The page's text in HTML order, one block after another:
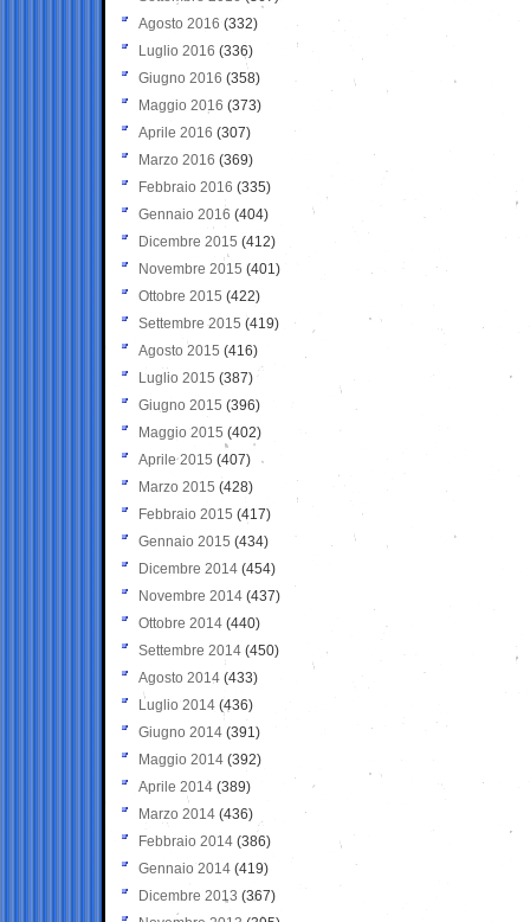
Agosto 2016 (332)
Luglio 2016 (336)
Giugno 2016 (358)
Maggio 2016 (373)
Aprile 2016 (307)
Marzo 2016 (369)
Febbraio 2016 (335)
Gennaio 2016 (404)
Dicembre 2015 (412)
Novembre 2015 (401)
Ottobre 2015 (422)
Settembre 2015 (419)
Agosto 2015 (416)
Luglio 2015 (387)
Giugno 2015 (396)
Maggio 2015 (402)
Aprile 2015 (407)
Marzo 2015 (428)
Febbraio 2015 (417)
Gennaio 2015 (434)
Dicembre 2014 (454)
Novembre 2014 (437)
Ottobre 2014 (440)
Settembre 2014 (450)
Agosto 2014 (433)
Luglio 2014 (436)
Giugno 2014 (391)
Maggio 2014 (392)
Aprile 2014 (389)
Marzo 2014 (436)
Febbraio 2014 (386)
Gennaio 2014 (419)
Dicembre 2013 (367)